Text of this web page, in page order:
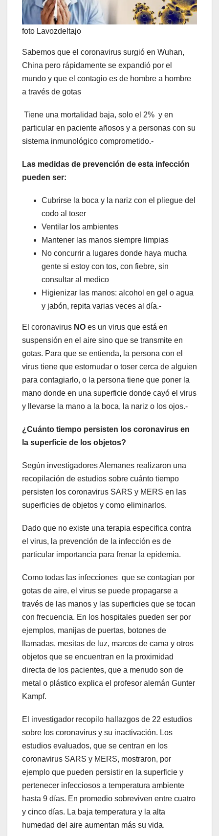
foto Lavozdeltajo
Sabemos que el coronavirus surgió en Wuhan,
China pero rápidamente se expandió por el
mundo y que el contagio es de hombre a hombre
a través de gotas
Tiene una mortalidad baja, solo el 2% y en
particular en paciente añosos y a personas con su
sistema inmunológico comprometido.-
Las medidas de prevención de esta infección
pueden ser:
Cubrirse la boca y la nariz con el pliegue del
codo al toser
Ventilar los ambientes
Mantener las manos siempre limpias
No concurrir a lugares donde haya mucha
gente si estoy con tos, con fiebre, sin
consultar al medico
Higienizar las manos: alcohol en gel o agua
y jabón, repita varias veces al día.-
El coronavirus NO es un virus que está en
suspensión en el aire sino que se transmite en
gotas. Para que se entienda, la persona con el
virus tiene que estornudar o toser cerca de alguien
para contagiarlo, o la persona tiene que poner la
mano donde en una superficie donde cayó el virus
y llevarse la mano a la boca, la nariz o los ojos.-
¿Cuánto tiempo persisten los coronavirus en
la superficie de los objetos?
Según investigadores Alemanes realizaron una
recopilación de estudios sobre cuánto tiempo
persisten los coronavirus SARS y MERS en las
superficies de objetos y como eliminarlos.
Dado que no existe una terapia especifica contra
el virus, la prevención de la infección es de
particular importancia para frenar la epidemia.
Como todas las infecciones que se contagian por
gotas de aire, el virus se puede propagarse a
través de las manos y las superficies que se tocan
con frecuencia. En los hospitales pueden ser por
ejemplos, manijas de puertas, botones de
llamadas, mesitas de luz, marcos de cama y otros
objetos que se encuentran en la proximidad
directa de los pacientes, que a menudo son de
metal o plástico explica el profesor alemán Gunter
Kampf.
El investigador recopilo hallazgos de 22 estudios
sobre los coronavirus y su inactivación. Los
estudios evaluados, que se centran en los
coronavirus SARS y MERS, mostraron, por
ejemplo que pueden persistir en la superficie y
pertenecer infecciosos a temperatura ambiente
hasta 9 días. En promedio sobreviven entre cuatro
y cinco días. La baja temperatura y la alta
humedad del aire aumentan más su vida.